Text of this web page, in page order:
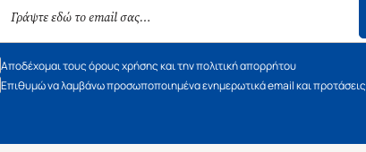
Αποδέχομαι τους όρους χρήσης και την πολιτική απορρήτου
Επιθυμώ να λαμβάνω προσωποποιημένα ενημερωτικά email και προτάσεις